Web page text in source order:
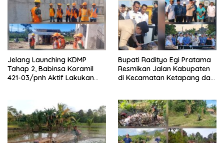
Jelang Launching KDMP
Tahap 2, Babinsa Koramil
421-03/pnh Aktif Lakukan
Bupati Radityo Egi Pratama
Resmikan Jalan Kabupaten
di Kecamatan Ketapang dan